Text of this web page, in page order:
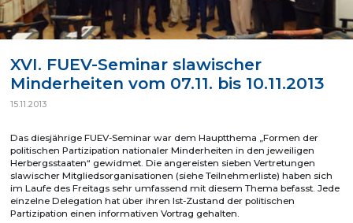
XVI. FUEV-Seminar slawischer
Minderheiten vom 07.11. bis 10.11.2013
15.11.2013
Das diesjährige FUEV-Seminar war dem Hauptthema „Formen der
politischen Partizipation nationaler Minderheiten in den jeweiligen
Herbergsstaaten“ gewidmet. Die angereisten sieben Vertretungen
slawischer Mitgliedsorganisationen (siehe Teilnehmerliste) haben sich
im Laufe des Freitags sehr umfassend mit diesem Thema befasst. Jede
einzelne Delegation hat über ihren Ist-Zustand der politischen
Partizipation einen informativen Vortrag gehalten.